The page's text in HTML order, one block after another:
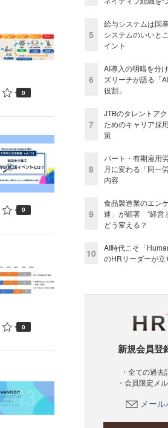
0
0
0
5
給与システムは国
システムのいいと
イント
6
AI導入の明暗を分
ズリーチが語る「
役割」
7
JTBのタレントア
ためのキャリア採
策
8
パート・有期雇用
月に変わる「同一
内容
9
食品製造業のエン
速」が顕著 “経営
どう変える？
10
AI時代こそ「
のHRリーダーが
新規会員登
・全ての過
・会員限定メ
メー